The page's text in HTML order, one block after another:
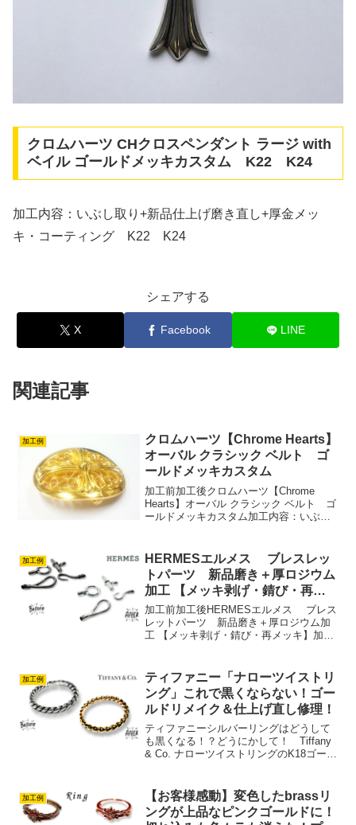
クロムハーツ CHクロスペンダント ラージ with
ベイル ゴールドメッキカスタム K22 K24
加工内容：いぶし取り+新品仕上げ磨き直し+厚金メッ
キ・コーティング K22 K24
シェアする
X Facebook LINE
関連記事
加工例
クロムハーツ【Chrome Hearts】
オーバル クラシック ベルト ゴ
ールドメッキカスタム
加工前加工後クロムハーツ【Chrome
Hearts】オーバル クラシック ベルト ゴ
ールドメッキカスタム加工内容：いぶし
加工例
HERMESエルメス ブレスレッ
トパーツ 新品磨き＋厚ロジウム
加工 【メッキ剥げ・錆び・再メ
ッキ】
加工前加工後HERMESエルメス ブレス
レットパーツ 新品磨き＋厚ロジウム加
工 【メッキ剥げ・錆び・再メッキ】加工
ナ加工（ロジウムメッキ）を施しまし
た。ありがとうご...
加工例
ティファニー「ナローツイストリ
ング」これで黒くならない！ゴー
ルドリメイク＆仕上げ直し修理！
ティファニーシルバーリングはどうして
も黒くなる！？どうにかして！ Tiffany
& Co. ナローツイストリングのK18ゴール
デル「ナローツイストリング」。細身な
がら...
加工例
【お客様感動】変色したbrassリ
ングが上品なピンクゴールドに！